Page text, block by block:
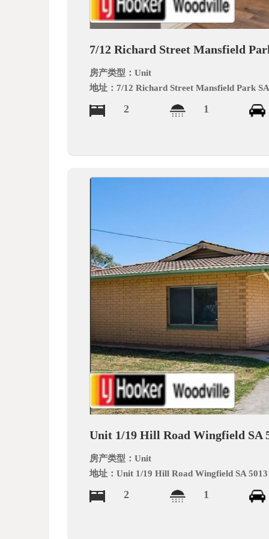
7/12 Richard Street Mansfield
房产类型：Unit
地址： 7/12 Richard Street Mansfield Park
2 1
Unit 1/19 Hill Road Wingfield SA
房产类型：Unit
地址：Unit 1/19 Hill Road Wingfield SA 5013
2 1